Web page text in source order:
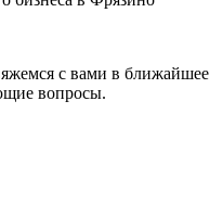
с вами в ближайшее
вопросы.